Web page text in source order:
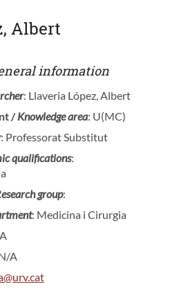
Albert
information
: Llaveria López, Albert
/Knowledge area: U(MC)
: Professorat Substitut
qualifications:
group:
: Medicina i Cirurgia
A